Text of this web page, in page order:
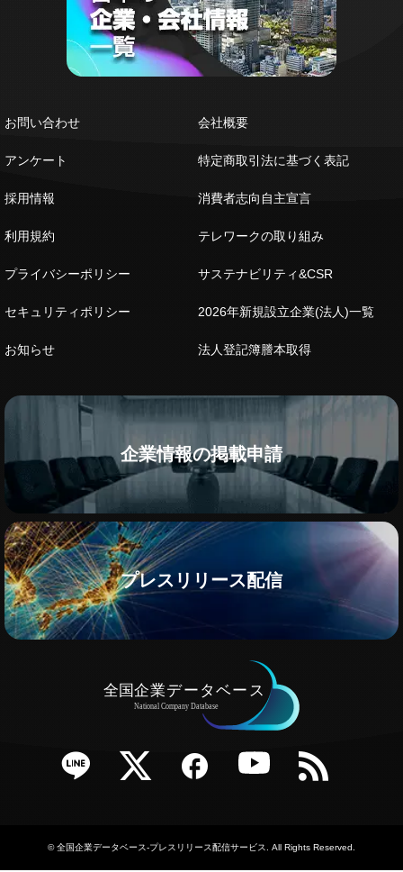
お問い合わせ
アンケート
採用情報
利用規約
プライバシーポリシー
セキュリティポリシー
お知らせ
会社概要
特定商取引法に基づく表記
消費者志向自主宣言
テレワークの取り組み
サステナビリティ&CSR
2026年新規設立企業(法人)一覧
法人登記簿謄本取得
企業情報の掲載申請
プレスリリース配信
Twitter Facebook YouTube RSS
©全国企業データベース-プレスリリース配信サービス . All Rights Reserved.